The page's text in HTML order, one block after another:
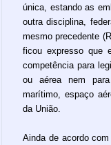
única, estando as
outra disciplina,
mesmo precedente
ficou expresso que
competência para
ou aérea nem
marítimo, espaço
da União.
Ainda de acordo